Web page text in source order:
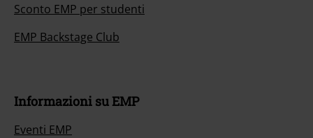
Sconto EMP per studenti
EMP Backstage Club
Informazioni su EMP
Eventi EMP